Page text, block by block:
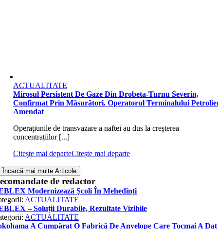
ACTUALITATE
Mirosul Persistent De Gaze Din Drobeta-Turnu Severin,
Confirmat Prin Măsurători. Operatorul Terminalului
Amendat
Operațiunile de transvazare a naftei au dus la creșterea
concentrațiilor [...]
Citește mai departeCitește mai departe
Încarcă mai multe Articole
de redactor